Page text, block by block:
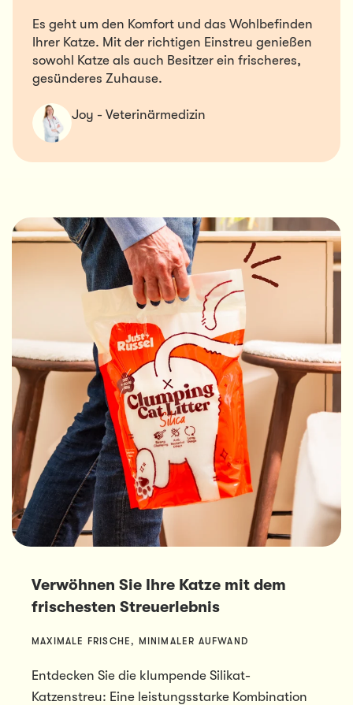
Es geht um den Komfort und das Wohlbefinden
Ihrer Katze. Mit der richtigen Einstreu genießen
sowohl Katze als auch Besitzer ein frischeres,
gesünderes Zuhause.
Joy - Veterinärmedizin
Verwöhnen Sie Ihre Katze mit dem
frischesten Streuerlebnis
MAXIMALE FRISCHE, MINIMALER AUFWAND
Entdecken Sie die klumpende Silikat-
Katzenstreu: Eine leistungsstarke Kombination